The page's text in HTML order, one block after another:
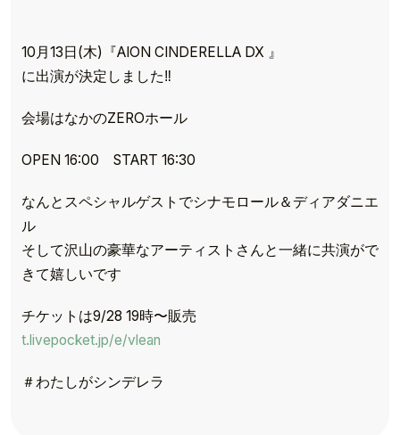
TOP
TOPICS
10月13日(木)『AION CINDERELLA DX 』
に出演が決定しました‼
会場はなかのZEROホール
OPEN 16:00 START 16:30
なんとスペシャルゲストでシナモロール＆ディアダニエ
ル
そして沢山の豪華なアーティストさんと一緒に共演がで
きて嬉しいです
チケットは9/28 19時〜販売
t.livepocket.jp/e/vlean
＃わたしがシンデレラ